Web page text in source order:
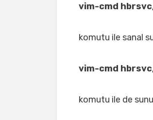
vim-cmd
komutu ile sanal
vim-cmd
komutu ile de